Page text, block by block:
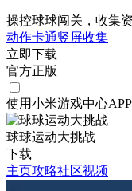
操控球球闯关，收集
动作卡通竖屏收集
立即下载
官方正版
使用小米游戏中心APP
球球运动大挑战
下载
主页攻略社区视频